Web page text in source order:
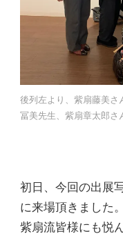
後列左より、紫扇藤美さ
冨美先生、紫扇章太郎さ
初日、今回の出展
に来場頂きました。
紫扇流皆様にも悦